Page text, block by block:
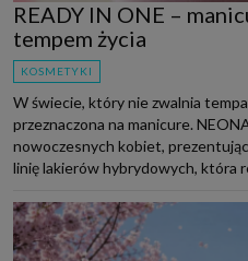
READY IN ONE –
tempem życia
KOSMETYKI
W świecie, który nie zwalnia
przeznaczona na manicure.
nowoczesnych kobiet,
linię lakierów hybrydowych, która